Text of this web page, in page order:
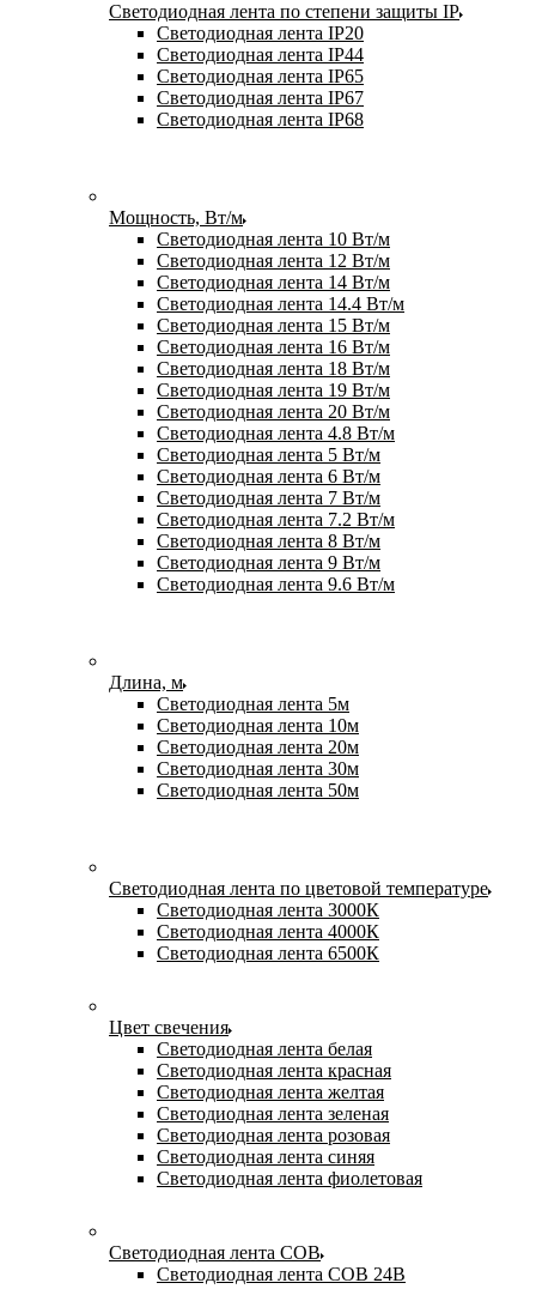
Светодиодная лента по степени защиты IP
Светодиодная лента IP20
Светодиодная лента IP44
Светодиодная лента IP65
Светодиодная лента IP67
Светодиодная лента IP68
Мощность, Вт/м
Светодиодная лента 10 Вт/м
Светодиодная лента 12 Вт/м
Светодиодная лента 14 Вт/м
Светодиодная лента 14.4 Вт/м
Светодиодная лента 15 Вт/м
Светодиодная лента 16 Вт/м
Светодиодная лента 18 Вт/м
Светодиодная лента 19 Вт/м
Светодиодная лента 20 Вт/м
Светодиодная лента 4.8 Вт/м
Светодиодная лента 5 Вт/м
Светодиодная лента 6 Вт/м
Светодиодная лента 7 Вт/м
Светодиодная лента 7.2 Вт/м
Светодиодная лента 8 Вт/м
Светодиодная лента 9 Вт/м
Светодиодная лента 9.6 Вт/м
Длина, м
Светодиодная лента 5м
Светодиодная лента 10м
Светодиодная лента 20м
Светодиодная лента 30м
Светодиодная лента 50м
Светодиодная лента по цветовой температуре
Светодиодная лента 3000К
Светодиодная лента 4000К
Светодиодная лента 6500К
Цвет свечения
Светодиодная лента белая
Светодиодная лента красная
Светодиодная лента желтая
Светодиодная лента зеленая
Светодиодная лента розовая
Светодиодная лента синяя
Светодиодная лента фиолетовая
Светодиодная лента COB
Светодиодная лента COB 24В